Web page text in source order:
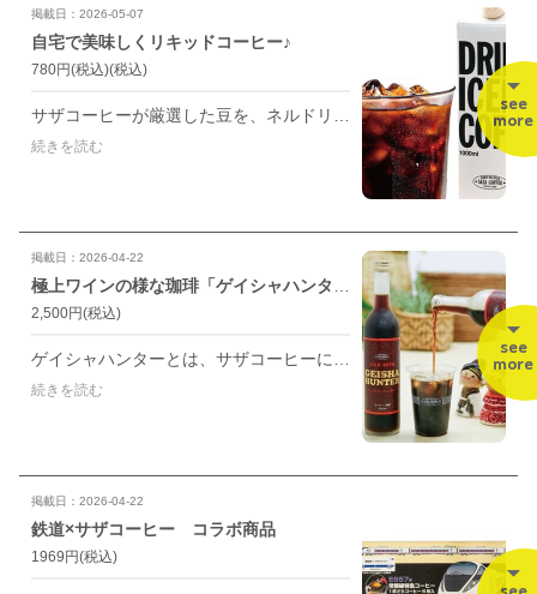
掲載日：2026-05-07
自宅で美味しくリキッドコーヒー♪
780円(税込)(税込)
サザコーヒーが厳選した豆を、ネルドリップの技術を取り入れじっくり丁寧に仕上げました。 爽やかさの中にもコーヒー本来の香りとコクをしっかり感じる、無糖リキッドタイプの本格派アイスコーヒーです。 希釈せずにストレートでお召し上がりいただけます。 お好みで氷やミルク、シロップを加えてお楽しみください。
続きを読む
see
more
掲載日：2026-04-22
極上ワインの様な珈琲「ゲイシャハンター コールドブリュー500ml」
2,500円(税込)
ゲイシャハンターとは、サザコーヒーにとっての三大ゲイシャ産地【パナマ、エチオピア、コロンビア】のゲイシャのブレンドです。 豆やカップオンでも大人気のブレンドを贅沢に使用して、じっくりと水で抽出したコールドブリューコーヒー。
続きを読む
see
more
掲載日：2026-04-22
鉄道×サザコーヒー コラボ商品
1969円(税込)